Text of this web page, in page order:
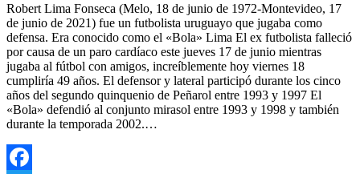
Robert Lima Fonseca (Melo, 18 de junio de 1972-Montevideo, 17
de junio de 2021) fue un futbolista uruguayo que jugaba como
defensa. Era conocido como el «Bola» Lima El ex futbolista falleció
por causa de un paro cardíaco este jueves 17 de junio mientras
jugaba al fútbol con amigos, increíblemente hoy viernes 18
cumpliría 49 años. El defensor y lateral participó durante los cinco
años del segundo quinquenio de Peñarol entre 1993 y 1997 El
«Bola» defendió al conjunto mirasol entre 1993 y 1998 y también
durante la temporada 2002.…